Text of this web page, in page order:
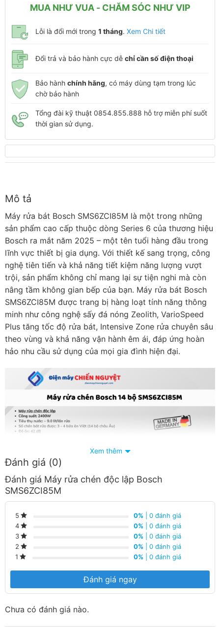
MUA NHƯ VUA - CHĂM SÓC NHƯ VIP
Lỗi là đổi mới trong 1 tháng. Xem Chi tiết
Đổi trả và bảo hành cực dễ chỉ cần số điện thoại
Bảo hành chính hãng, có máy dùng tạm trong lúc
chờ bảo hành
Tổng đài kỹ thuật 0854.855.888 hỗ trợ miễn phí suốt
thời gian sử dụng.
Mô tả
Máy rửa bát Bosch SMS6ZCI85M là một trong những
sản phẩm cao cấp thuộc dòng Series 6 của thương hiệu
Bosch ra mắt năm 2025 – một tên tuổi hàng đầu trong
lĩnh vực thiết bị gia dụng. Với thiết kế sang trọng, công
nghệ tiên tiến và khả năng tiết kiệm năng lượng vượt
trội, sản phẩm không chỉ mang lại sự tiện nghi mà còn
nâng tầm không gian bếp của bạn. Máy rửa bát Bosch
SMS6ZCI85M được trang bị hàng loạt tính năng thông
minh như công nghệ sấy đá nóng Zeolith, VarioSpeed
Plus tăng tốc độ rửa bát, Intensive Zone rửa chuyên sâu
theo vùng và khả năng vận hành êm ái, đáp ứng hoàn
hảo nhu cầu sử dụng của mọi gia đình hiện đại.
Máy rửa bát Bosch SMS6ZCI85M: Lựa chọn hoàn hảo
Xem thêm
Đánh giá (0)
Đánh giá Máy rửa chén độc lập Bosch
SMS6ZCI85M
5 0% | 0 đánh giá
4
0% | 0 đánh giá
3
0% | 0 đánh giá
2
0% | 0 đánh giá
1
0% | 0 đánh giá
Đánh giá ngay
Chưa có đánh giá nào.